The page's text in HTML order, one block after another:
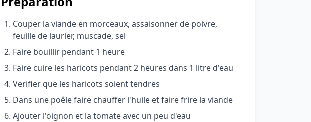
Couper la viande en morceaux, assaisonner de poivre,
feuille de laurier, muscade, sel
Faire bouillir pendant 1 heure
Faire cuire les haricots pendant 2 heures dans 1 litre d'eau
Verifier que les haricots soient tendres
Dans une poêle faire chauffer l'huile et faire frire la viande
Ajouter l'oignon et la tomate avec un peu d'eau